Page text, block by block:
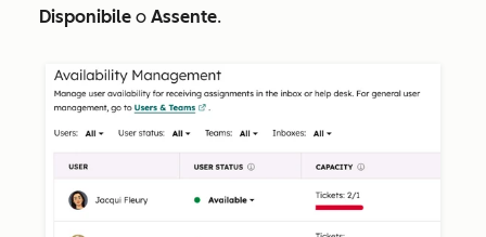
Disponibile o Assente.